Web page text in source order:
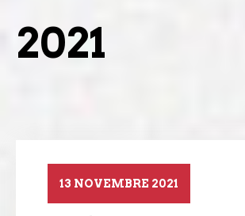
2021
13 NOVEMBRE 2021